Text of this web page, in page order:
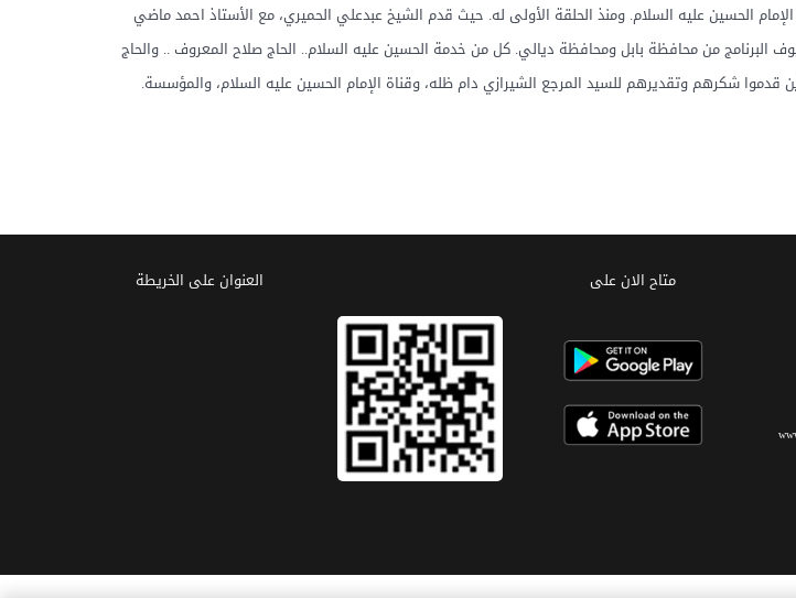
الحسين عليه السلام. ومنذ الحلقة الأولى له. حيث قدم الشيخ عبدعلي الحميري، مع الأستاذ احمد ماضي
من محافظة بابل ومحافظة ديالي. كل من خدمة الحسين عليه السلام.. الحاج صلاح المعروف .. والحاج
قدموا شكرهم وتقديرهم للسيد المرجع الشيرازي دام ظله، وقناة الإمام الحسين عليه السلام، والمؤسسة.
متاح الان على العنوان علی الخریطة